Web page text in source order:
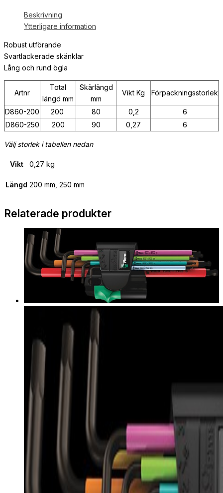
Beskrivning
Ytterligare information
Robust utförande
Svartlackerade skänklar
Lång och rund ögla
Artnr
Total
längd mm
Skärlängd
mm
Vikt Kg Förpackningsstorlek
D860-200 200 80 0,2
6
D860-250
200 90 0,27 6
Välj storlek i tabellen nedan
Vikt 0,27 kg
Längd 200 mm, 250 mm
Relaterade produkter